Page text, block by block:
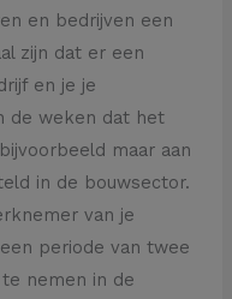
en bedrijven een
zijn dat er een
en je je
de weken dat het
maar aan
in de bouwsector.
van je
periode van twee
nemen in de